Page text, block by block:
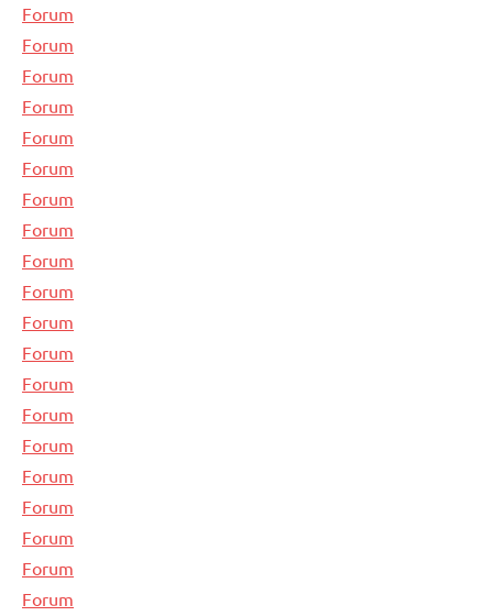
Forum
Forum
Forum
Forum
Forum
Forum
Forum
Forum
Forum
Forum
Forum
Forum
Forum
Forum
Forum
Forum
Forum
Forum
Forum
Forum